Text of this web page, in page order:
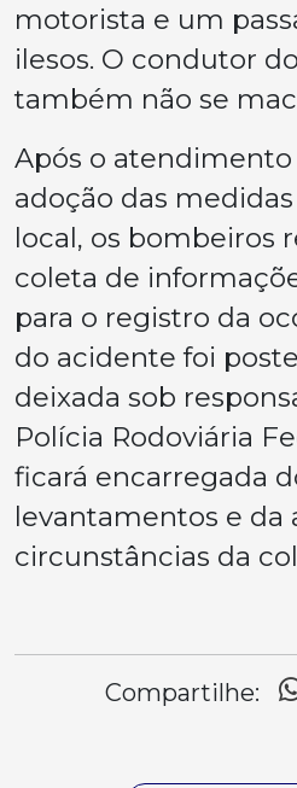
motorista e um
ilesos. O condutor
também não se
Após o atendimento
adoção das
local, os bombeiros
coleta de
para o registro da
do acidente foi
deixada sob
Polícia Rodoviária
ficará encarregada
levantamentos e da
circunstâncias da
Compartilhe: